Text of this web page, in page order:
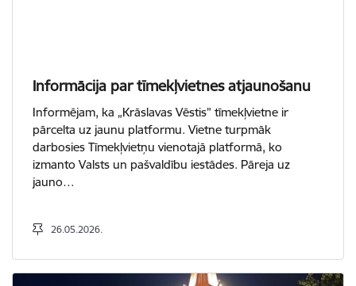
Informācija par tīmekļvietnes atjaunošanu
Informējam, ka „Krāslavas Vēstis” tīmekļvietne ir
pārcelta uz jaunu platformu. Vietne turpmāk
darbosies Tīmekļvietņu vienotajā platformā, ko
izmanto Valsts un pašvaldību iestādes. Pāreja uz
jauno…
26.05.2026.